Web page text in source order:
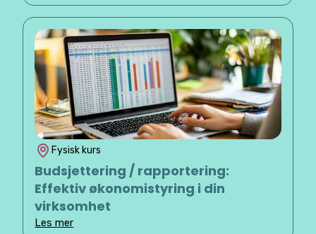
Fysisk kurs
Budsjettering / rapportering:
Effektiv økonomistyring i din
virksomhet
Les mer